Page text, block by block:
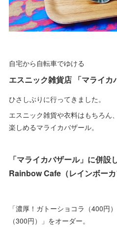
自宅から自転車でゆける
エスニック雑貨店 「マライカ
ひさしぶりに行ってきました。
エスニック雑貨や衣料はもちろん
楽しめるマライカバザール。
「マライカバザール」に併
Rainbow Cafe（レインボー
「濃厚！ガトーショコラ（400円
（300円）」をオーダー。